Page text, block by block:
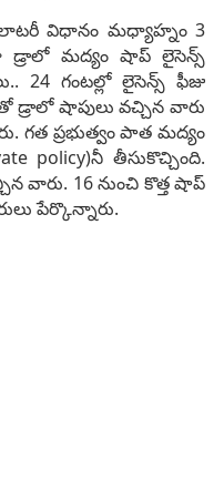
విధానం మధ్యాహ్నం 3
డ్రాలో మద్యం షాప్ లైసెన్స్
24 గంటల్లో లైసెన్స్ ఫీజు
డ్రాలో షాపులు వచ్చిన వారు
గత ప్రభుత్వం పాత మద్యం
policy)నీ తీసుకొచ్చింది.
వారు. 16 నుంచి కొత్త షాప్
పేర్కొన్నారు.